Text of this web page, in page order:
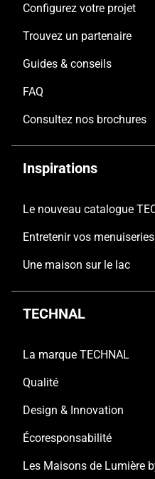
Configurez votre projet
Trouvez un partenaire
Guides & conseils
FAQ
Consultez nos brochures
Inspirations
Entretenir vos menuiseries
Une maison sur le lac
TECHNAL
La marque TECHNAL
Qualité
Design & Innovation
Écoresponsabilité